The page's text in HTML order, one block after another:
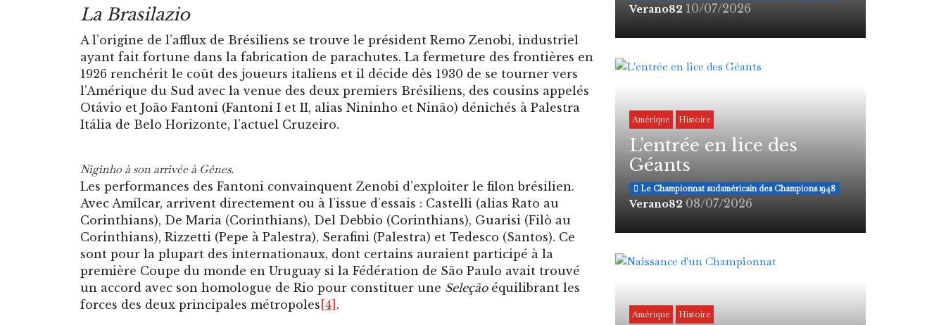
La Brasilazio
A l’origine de l’afflux de Brésiliens se trouve le président Remo Zenobi, industriel
ayant fait fortune dans la fabrication de parachutes. La fermeture des frontières en
1926 renchérit le coût des joueurs italiens et il décide dès 1930 de se tourner vers
l’Amérique du Sud avec la venue des deux premiers Brésiliens, des cousins appelés
Otávio et João Fantoni (Fantoni I et II, alias Nininho et Ninão) dénichés à Palestra
Itália de Belo Horizonte, l’actuel Cruzeiro.
Niginho à son arrivée à Gênes.
Les performances des Fantoni convainquent Zenobi d’exploiter le filon brésilien.
Avec Amílcar, arrivent directement ou à l’issue d’essais : Castelli (alias Rato au
Corinthians), De Maria (Corinthians), Del Debbio (Corinthians), Guarisi (Filò au
Corinthians), Rizzetti (Pepe à Palestra), Serafini (Palestra) et Tedesco (Santos). Ce
sont pour la plupart des internationaux, dont certains auraient participé à la
première Coupe du monde en Uruguay si la Fédération de São Paulo avait trouvé
un accord avec son homologue de Rio pour constituer une Seleçãoéquilibrant les
forces des deux principales métropoles [4] .
Verano82 10/07/2026
Amérique Histoire
L'entrée en lice des
Géants
Le Championnat sudaméricain des Champions 1948
Verano82 08/07/2026
Amérique Histoire